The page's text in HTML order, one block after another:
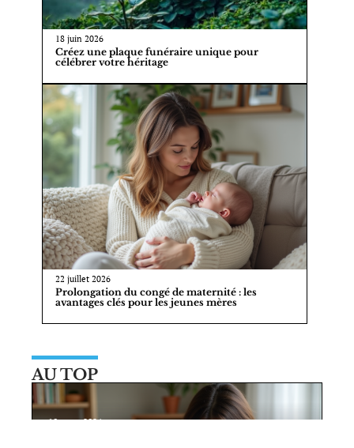
18 juin 2026
Créez une plaque funéraire unique pour
célébrer votre héritage
22 juillet 2026
Prolongation du congé de maternité : les
avantages clés pour les jeunes mères
AU TOP
10 mars 2026